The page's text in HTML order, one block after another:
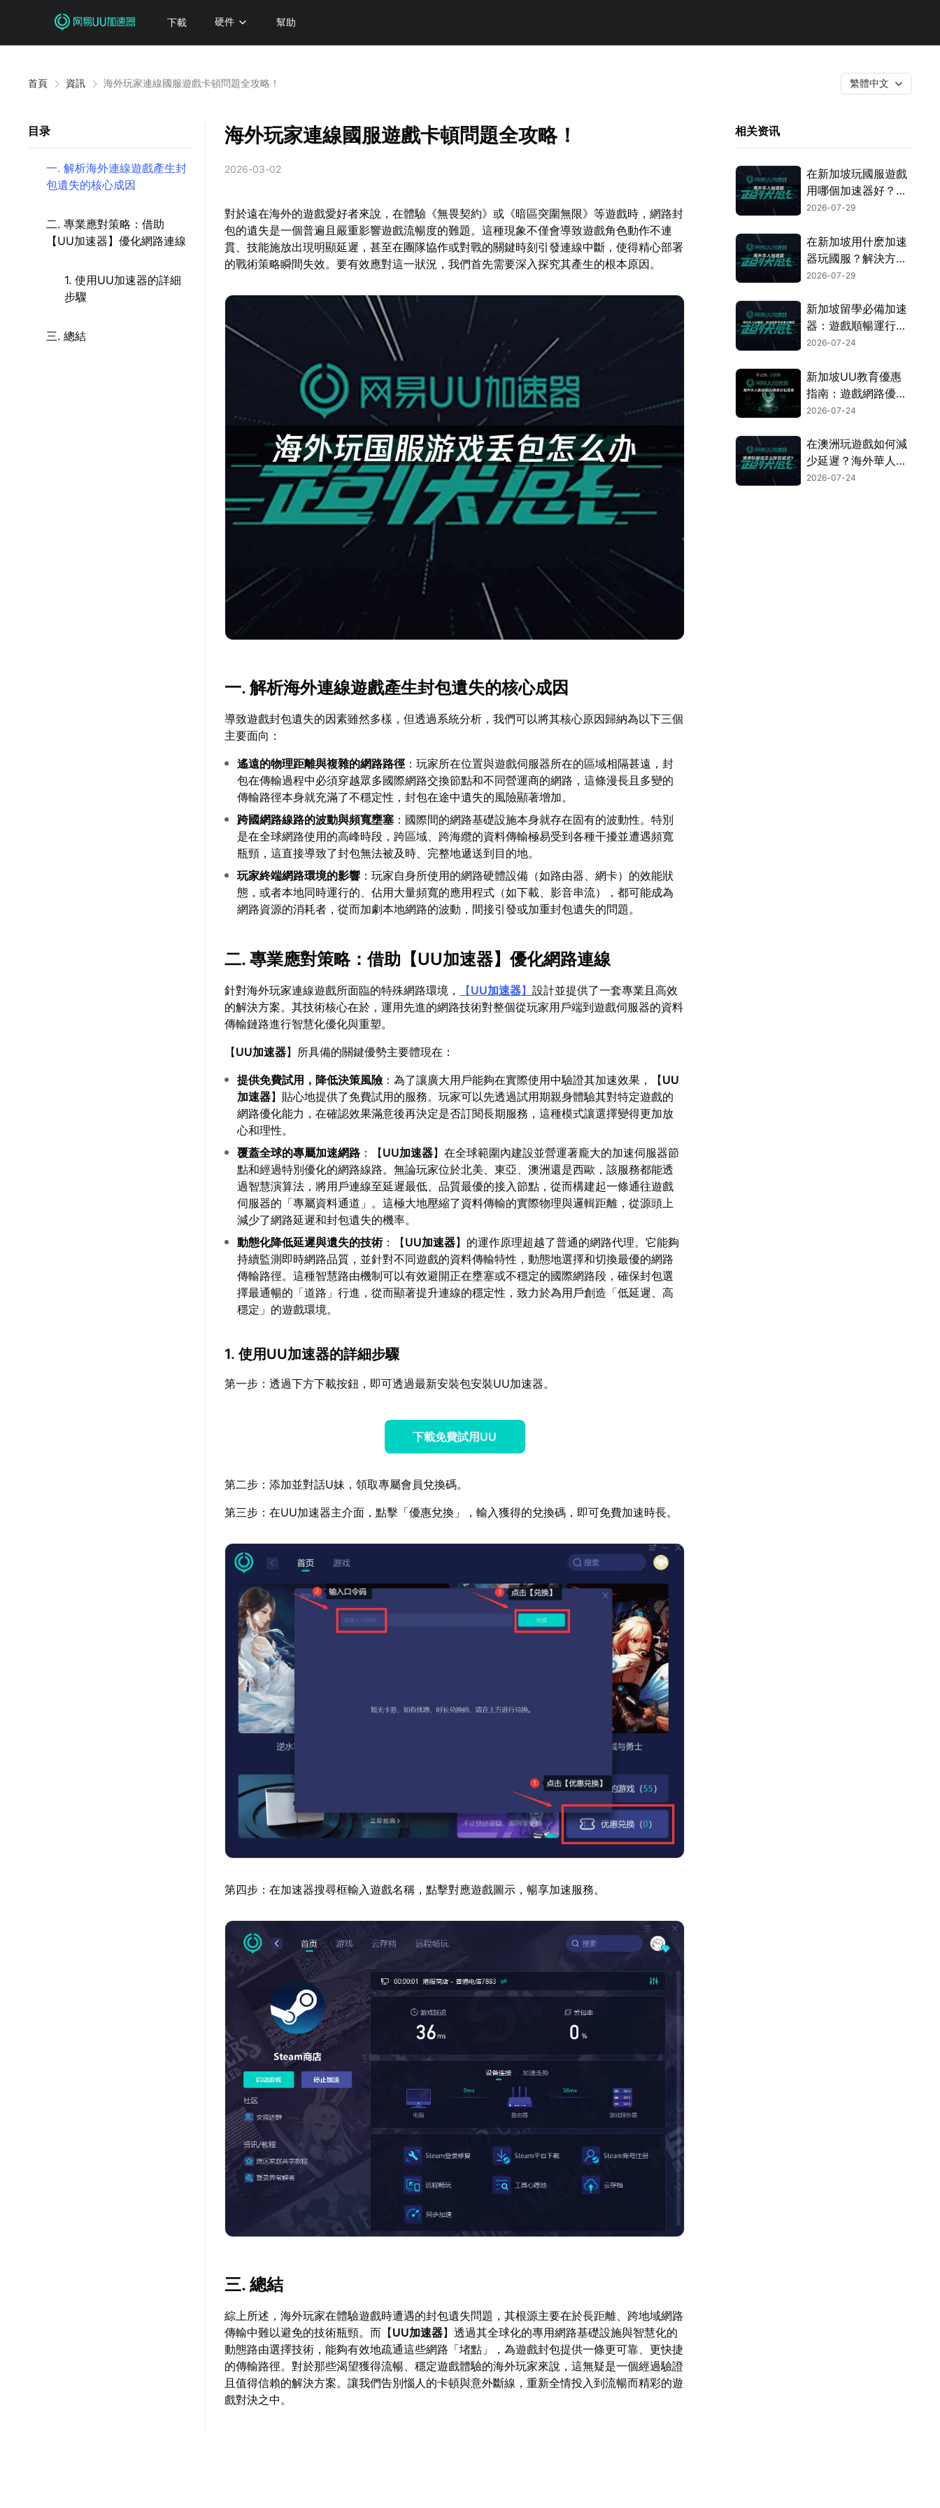
下載 硬件 幫助
首頁 資訊 海外玩家連線國服遊戲卡頓問題全攻略！ 繁體中文
目录
一. 解析海外連線遊戲產生封
包遺失的核心成因
二. 專業應對策略：借助
【UU加速器】優化網路連線
1. 使用UU加速器的詳細
步驟
三. 總結
海外玩家連線國服遊戲卡頓問題全攻略！
2026-03-02
對於遠在海外的遊戲愛好者來說，在體驗《無畏契約》或《暗區突圍無限》等遊戲時，網路封
包的遺失是一個普遍且嚴重影響遊戲流暢度的難題。這種現象不僅會導致遊戲角色動作不連
貫、技能施放出現明顯延遲，甚至在團隊協作或對戰的關鍵時刻引發連線中斷，使得精心部署
的戰術策略瞬間失效。要有效應對這一狀況，我們首先需要深入探究其產生的根本原因。
一. 解析海外連線遊戲產生封包遺失的核心成因
導致遊戲封包遺失的因素雖然多樣，但透過系統分析，我們可以將其核心原因歸納為以下三個
主要面向：
遙遠的物理距離與複雜的網路路徑 ：玩家所在位置與遊戲伺服器所在的區域相隔甚遠，封
包在傳輸過程中必須穿越眾多國際網路交換節點和不同營運商的網路，這條漫長且多變的
傳輸路徑本身就充滿了不穩定性，封包在途中遺失的風險顯著增加。
跨國網路線路的波動與頻寬壅塞 ：國際間的網路基礎設施本身就存在固有的波動性。特別
是在全球網路使用的高峰時段，跨區域、跨海纜的資料傳輸極易受到各種干擾並遭遇頻寬
瓶頸，這直接導致了封包無法被及時、完整地遞送到目的地。
玩家終端網路環境的影響 ：玩家自身所使用的網路硬體設備（如路由器、網卡）的效能狀
態，或者本地同時運行的、佔用大量頻寬的應用程式（如下載、影音串流），都可能成為
網路資源的消耗者，從而加劇本地網路的波動，間接引發或加重封包遺失的問題。
二. 專業應對策略：借助【UU加速器】優化網路連線
針對海外玩家連線遊戲所面臨的特殊網路環境， 【UU加速器】設計並提供了一套專業且高效
的解決方案。其技術核心在於，運用先進的網路技術對整個從玩家用戶端到遊戲伺服器的資料
傳輸鏈路進行智慧化優化與重塑。
【UU加速器】所具備的關鍵優勢主要體現在：
提供免費試用，降低決策風險 ：為了讓廣大用戶能夠在實際使用中驗證其加速效果，【UU
加速器】貼心地提供了免費試用的服務。玩家可以先透過試用期親身體驗其對特定遊戲的
網路優化能力，在確認效果滿意後再決定是否訂閱長期服務，這種模式讓選擇變得更加放
心和理性。
覆蓋全球的專屬加速網路 ：【UU加速器】在全球範圍內建設並營運著龐大的加速伺服器節
點和經過特別優化的網路線路。無論玩家位於北美、東亞、澳洲還是西歐，該服務都能透
過智慧演算法，將用戶連線至延遲最低、品質最優的接入節點，從而構建起一條通往遊戲
伺服器的「專屬資料通道」。這極大地壓縮了資料傳輸的實際物理與邏輯距離，從源頭上
減少了網路延遲和封包遺失的機率。
動態化降低延遲與遺失的技術：【UU加速器】的運作原理超越了普通的網路代理。它能夠
持續監測即時網路品質，並針對不同遊戲的資料傳輸特性，動態地選擇和切換最優的網路
傳輸路徑。這種智慧路由機制可以有效避開正在壅塞或不穩定的國際網路段，確保封包選
擇最通暢的「道路」行進，從而顯著提升連線的穩定性，致力於為用戶創造「低延遲、高
穩定」的遊戲環境。
1. 使用UU加速器的詳細步驟
第一步：透過下方下載按鈕，即可透過最新安裝包安裝UU加速器。
下載免費試用UU
第二步：添加並對話U妹，領取專屬會員兌換碼。
第三步：在UU加速器主介面，點擊「優惠兌換」，輸入獲得的兌換碼，即可免費加速時長。
第四步：在加速器搜尋框輸入遊戲名稱，點擊對應遊戲圖示，暢享加速服務。
三. 總結
綜上所述，海外玩家在體驗遊戲時遭遇的封包遺失問題，其根源主要在於長距離、跨地域網路
傳輸中難以避免的技術瓶頸。而【UU加速器】透過其全球化的專用網路基礎設施與智慧化的
動態路由選擇技術，能夠有效地疏通這些網路「堵點」，為遊戲封包提供一條更可靠、更快捷
的傳輸路徑。對於那些渴望獲得流暢、穩定遊戲體驗的海外玩家來說，這無疑是一個經過驗證
且值得信賴的解決方案。讓我們告別惱人的卡頓與意外斷線，重新全情投入到流暢而精彩的遊
戲對決之中。
相关资讯
在新加坡玩國服遊戲
用哪個加速器好？遊
戲網絡優化全攻略！
2026-07-29
在新加坡用什麽加速
器玩國服？解決方案
全指南！
2026-07-29
新加坡留學必備加速
器：遊戲順暢運行的
終極攻略！
2026-07-24
新加坡UU教育優惠
指南：遊戲網路優化
完整攻略！
2026-07-24
在澳洲玩遊戲如何減
少延遲？海外華人網
路優化終極攻略！
2026-07-24